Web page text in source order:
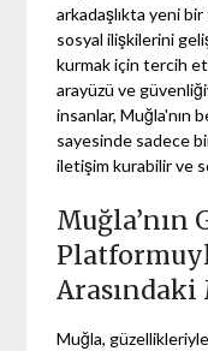
arkadaşlıkta yeni
sosyal ilişkilerini
kurmak için tercih
arayüzü ve
insanlar, Muğla'nın
sayesinde sadece
iletişim kurabilir ve
Muğla’nın
Arasındaki
Muğla,